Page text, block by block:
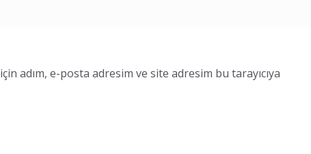
adım, e-posta adresim ve site adresim bu tarayıcıya